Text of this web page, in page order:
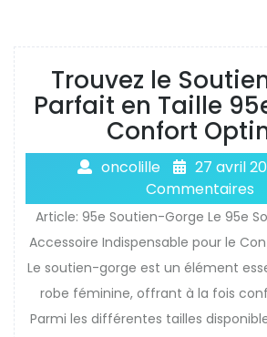
Trouvez le
Parfait en Taille
Confort
oncolille 27 avril
Commentaires
Article: 95e Soutien-Gorge Le 95e
Accessoire Indispensable pour le
Le soutien-gorge est un élément
robe féminine, offrant à la fois
Parmi les différentes tailles